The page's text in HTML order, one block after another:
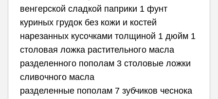
венгерской сладкой паприки 1 фунт
куриных грудок без кожи и костей
нарезанных кусочками толщиной 1 дюйм 1
столовая ложка растительного масла
разделенного пополам 3 столовые ложки
сливочного масла
разделенные пополам 7 зубчиков чеснока